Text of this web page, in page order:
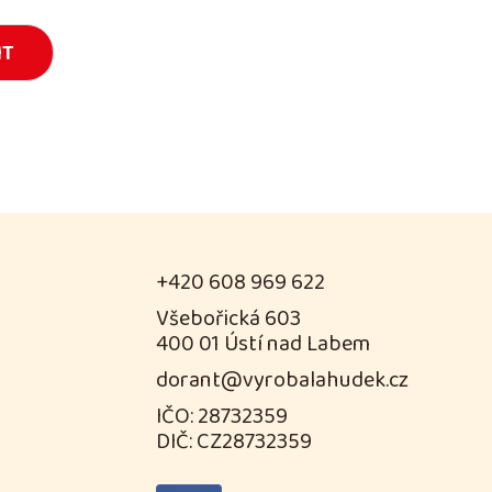
+420 608 969 622
Všebořická 603
400 01 Ústí nad Labem
dorant@vyrobalahudek.cz
IČO: 28732359
DIČ: CZ28732359